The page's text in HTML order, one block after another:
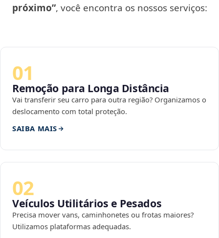
próximo”, você encontra os nossos serviços:
01
Remoção para Longa Distância
Vai transferir seu carro para outra região? Organizamos o
deslocamento com total proteção.
SAIBA MAIS
02
Veículos Utilitários e Pesados
Precisa mover vans, caminhonetes ou frotas maiores?
Utilizamos plataformas adequadas.